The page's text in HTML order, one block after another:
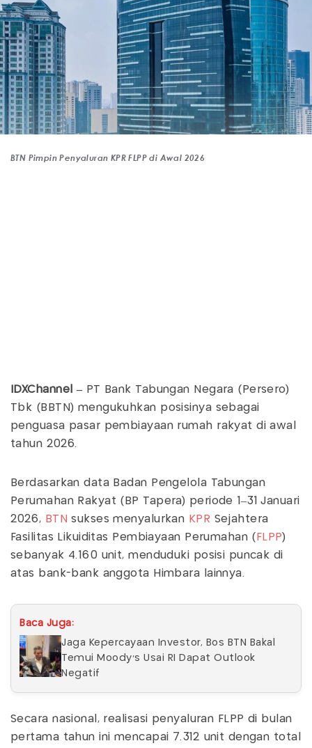
BTN Pimpin Penyaluran KPR FLPP di Awal 2026
IDXChannel – PT Bank Tabungan Negara (Persero)
Tbk (BBTN) mengukuhkan posisinya sebagai
penguasa pasar pembiayaan rumah rakyat di awal
tahun 2026.
Berdasarkan data Badan Pengelola Tabungan
Perumahan Rakyat (BP Tapera) periode 1–31 Januari
2026, BTN sukses menyalurkan KPR Sejahtera
Fasilitas Likuiditas Pembiayaan Perumahan ( FLPP)
sebanyak 4.160 unit, menduduki posisi puncak di
atas bank-bank anggota Himbara lainnya.
Baca Juga:
Jaga Kepercayaan Investor, Bos BTN Bakal
Temui Moody’s Usai RI Dapat Outlook
Negatif
Secara nasional, realisasi penyaluran FLPP di bulan
pertama tahun ini mencapai 7.312 unit dengan total